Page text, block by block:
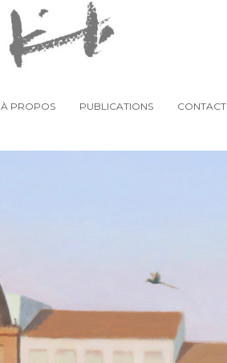
À PROPOS PUBLICATIONS CONTACT